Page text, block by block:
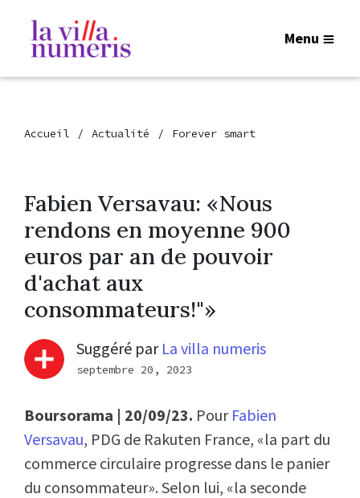
Menu
Accueil Actualité Forever smart
Fabien Versavau: «Nous
rendons en moyenne 900
euros par an de pouvoir
d'achat aux
consommateurs!"»
Suggéré par La villa numeris
septembre 20, 2023
Boursorama | 20/09/23. Pour Fabien
Versavau, PDG de Rakuten France, «la part du
commerce circulaire progresse dans le panier
du consommateur». Selon lui, «la seconde